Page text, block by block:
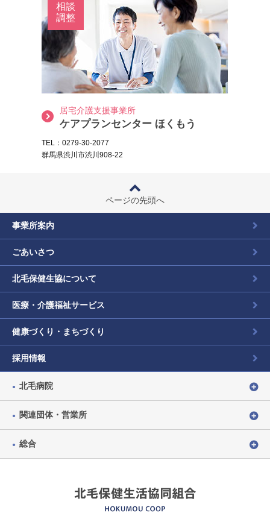
相談
調整
居宅介護支援事業所
ケアプランセンター ほくもう
TEL：0279-30-2077
群馬県渋川市渋川908-22
ページの先頭へ
事業所案内
ごあいさつ
北毛保健生協について
医療・介護福祉サービス
健康づくり・まちづくり
採用情報
北毛病院
関連団体・営業所
総合